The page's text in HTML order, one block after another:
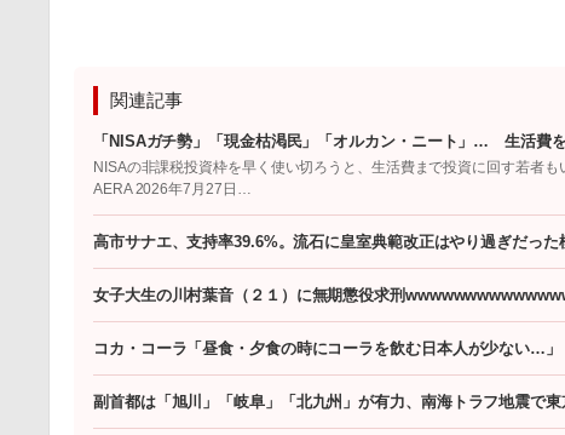
関連記事
「NISAガチ勢」「現金枯渇民」「オルカン・ニート」… 生活費
NISAの非課税投資枠を早く使い切ろうと、生活費まで投資に回す若者
AERA 2026年7月27日…
高市サナエ、支持率39.6%。流石に皇室典範改正はやり過ぎだった
女子大生の川村葉音（２１）に無期懲役求刑
コカ・コーラ「昼食・夕食の時にコーラを飲む日本人が少ない…」
副首都は「旭川」「岐阜」「北九州」が有力、南海トラフ地震で